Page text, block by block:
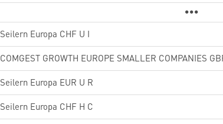
Seilern Europa CHF U I
COMGEST GROWTH EUROPE SMALLER COMPANIES
Seilern Europa EUR U R
Seilern Europa CHF H C